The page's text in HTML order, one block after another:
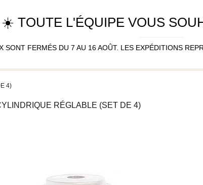
☀️ TOUTE L'ÉQUIPE VOUS
SONT FERMÉS DU 7 AU 16 AOÛT. LES EXPÉDITIONS
4)
RÉGLABLE (SET DE 4)